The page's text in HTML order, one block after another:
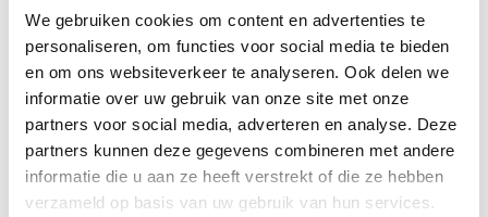
We gebruiken cookies om content en advertenties te
personaliseren, om functies voor social media te bieden
en om ons websiteverkeer te analyseren. Ook delen we
informatie over uw gebruik van onze site met onze
partners voor social media, adverteren en analyse. Deze
partners kunnen deze gegevens combineren met andere
informatie die u aan ze heeft verstrekt of die ze hebben
verzameld op basis van uw gebruik van hun services.
Klankstoel met klankwieg
130 cm
€ 6.498,99 incl. BTW
€ 5.371,07 excl. BTW
Klankwieg 180 cm
€ 5.499,00 incl. BTW
€ 4.544,63 excl. BTW